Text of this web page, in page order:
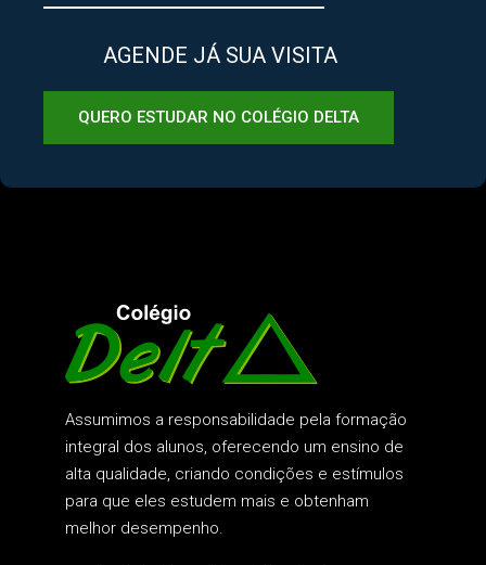
AGENDE JÁ SUA VISITA
QUERO ESTUDAR NO COLÉGIO DELTA
Assumimos a responsabilidade pela formação
integral dos alunos, oferecendo um ensino de
alta qualidade, criando condições e estímulos
para que eles estudem mais e obtenham
melhor desempenho.